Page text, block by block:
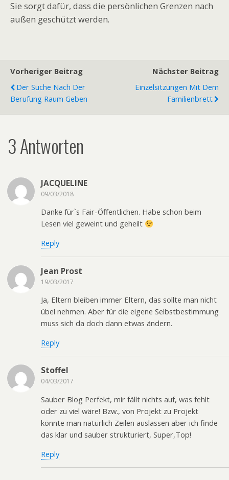
Sie sorgt dafür, dass die persönlichen Grenzen nach
außen geschützt werden.
Vorheriger Beitrag
Der Suche Nach Der
Berufung Raum Geben
Nächster Beitrag
Einzelsitzungen Mit Dem
Familienbrett
3 Antworten
JACQUELINE
09/03/2018
Danke für`s Fair-Öffentlichen. Habe schon beim
Lesen viel geweint und geheilt
Reply
Jean Prost
19/03/2017
Ja, Eltern bleiben immer Eltern, das sollte man nicht
übel nehmen. Aber für die eigene Selbstbestimmung
muss sich da doch dann etwas ändern.
Reply
Stoffel
04/03/2017
Sauber Blog Perfekt, mir fällt nichts auf, was fehlt
oder zu viel wäre! Bzw., von Projekt zu Projekt
könnte man natürlich Zeilen auslassen aber ich finde
das klar und sauber strukturiert, Super,Top!
Reply